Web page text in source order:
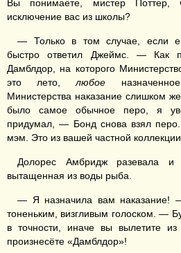
Вы понимаете, мистер
исключение вас из школы?
— Только в том случае, если
быстро ответил Джеймс. — Как
Дамблдор, на которого
это лето,любое
Министерства наказание слишком
было самое обычное перо, я
придумал, — Бонд снова взял
мэм. Это из вашей частной
Долорес Амбридж разевала и
вытащенная из воды рыба.
— Я назначила вам наказание!
тоненьким, визгливым голоском. —
в точности, иначе вы вылетите
произнесёте «Дамблдор»!